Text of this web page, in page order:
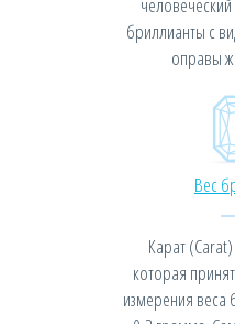
бриллианты с
оправы
Вес
Карат
которая
измерения веса